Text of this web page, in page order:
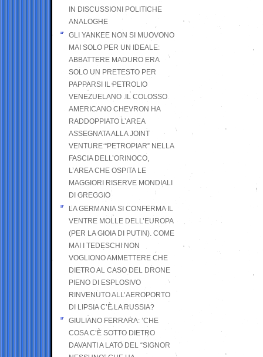
IN DISCUSSIONI POLITICHE
ANALOGHE
GLI YANKEE NON SI MUOVONO
MAI SOLO PER UN IDEALE:
ABBATTERE MADURO ERA
SOLO UN PRETESTO PER
PAPPARSI IL PETROLIO
VENEZUELANO .IL COLOSSO
AMERICANO CHEVRON HA
RADDOPPIATO L’AREA
ASSEGNATA ALLA JOINT
VENTURE “PETROPIAR” NELLA
FASCIA DELL’ORINOCO,
L’AREA CHE OSPITA LE
MAGGIORI RISERVE MONDIALI
DI GREGGIO
LA GERMANIA SI CONFERMA IL
VENTRE MOLLE DELL’EUROPA
(PER LA GIOIA DI PUTIN). COME
MAI I TEDESCHI NON
VOGLIONO AMMETTERE CHE
DIETRO AL CASO DEL DRONE
PIENO DI ESPLOSIVO
RINVENUTO ALL’AEROPORTO
DI LIPSIA C’È LA RUSSIA?
GIULIANO FERRARA: ’CHE
COSA C’È SOTTO DIETRO
DAVANTI A LATO DEL “SIGNOR